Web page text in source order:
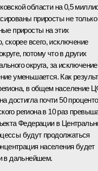
области на 0,5
приросты не только
приросты на этих
скорее всего, исключение
потому что в других
округа, за
уменьшается. Как
в общем население
достигла почти 50
региона в 10 раз
Федерации в
будут продолжаться
населения будет
в дальнейшем.